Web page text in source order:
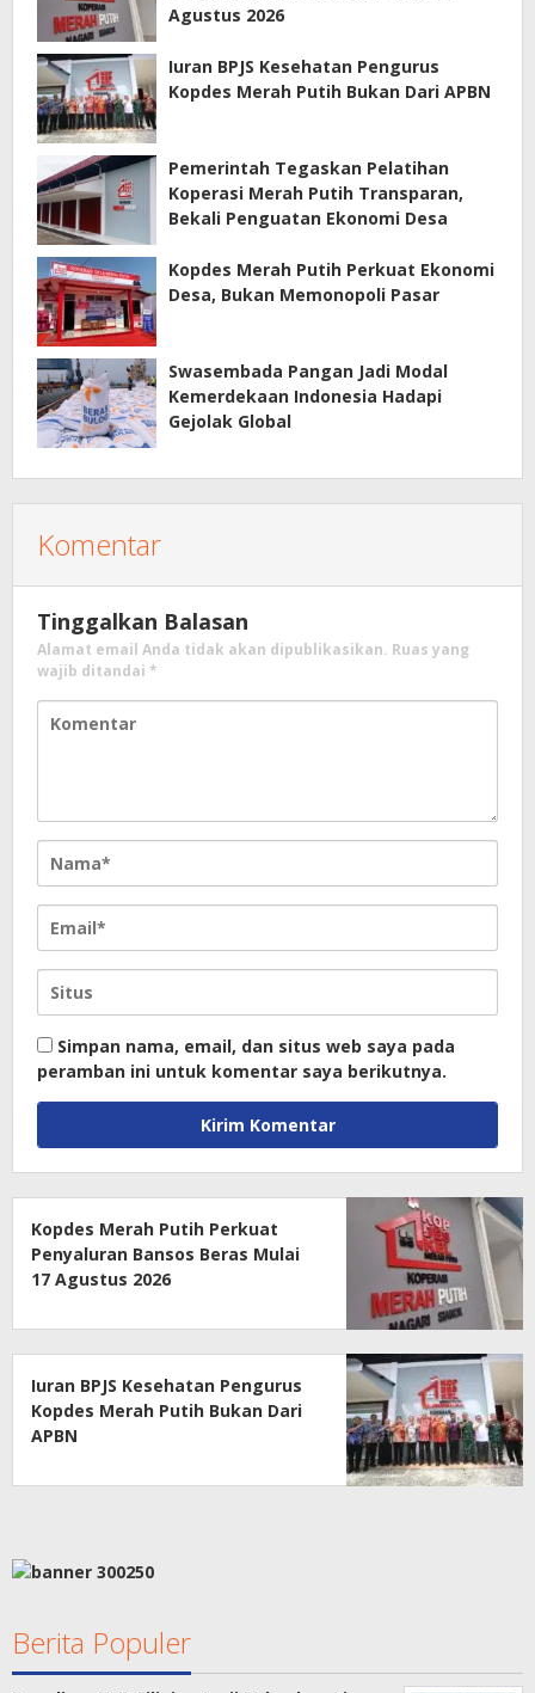
Agustus 2026
Iuran BPJS Kesehatan Pengurus
Kopdes Merah Putih Bukan Dari APBN
Pemerintah Tegaskan Pelatihan
Koperasi Merah Putih Transparan,
Bekali Penguatan Ekonomi Desa
Kopdes Merah Putih Perkuat Ekonomi
Desa, Bukan Memonopoli Pasar
Swasembada Pangan Jadi Modal
Kemerdekaan Indonesia Hadapi
Gejolak Global
Komentar
Tinggalkan Balasan
Alamat email Anda tidak akan dipublikasikan. Ruas yang
wajib ditandai *
Simpan nama, email, dan situs web saya pada
peramban ini untuk komentar saya berikutnya.
Kopdes Merah Putih Perkuat
Penyaluran Bansos Beras Mulai
17 Agustus 2026
Iuran BPJS Kesehatan Pengurus
Kopdes Merah Putih Bukan Dari
APBN
Berita Populer